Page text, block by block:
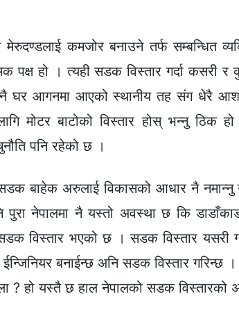
कमजोर बनाउने तर्फ सम्बन्धित
हो । त्यही सडक विस्तार गर्दा कसरी र
घर आगनमा आएको स्थानीय तह संग धेरै
मोटर बाटोको विस्तार होस् भन्नु ठिक
पनि रहेको छ ।
बाहेक अरुलाई विकासको आधार नै नमान्नु
पुरा नेपालमा नै यस्तो अवस्था छ कि
विस्तार भएको छ । सडक विस्तार यसरी
बनाईन्छ अनि सडक विस्तार गरिन्छ ।
? हो यस्तै छ हाल नेपालको सडक विस्तारको